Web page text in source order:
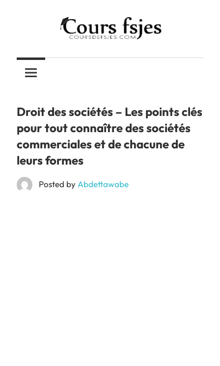
COURS
FSJES
vos
cours
ENCG
Droit des sociétés – Les points clés
pour tout connaître des sociétés
commerciales et de chacune de
leurs formes
Posted by Abdettawabe